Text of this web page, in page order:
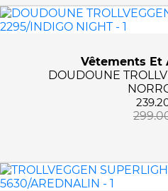
Vêtements Et
DOUDOUNE